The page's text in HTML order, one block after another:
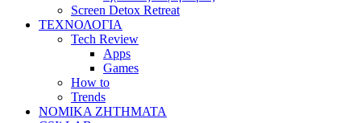
Screen Detox Retreat
ΤΕΧΝΟΛΟΓΙΑ
Tech Review
Apps
Games
How to
Trends
ΝΟΜΙΚΑ ΖΗΤΗΜΑΤΑ